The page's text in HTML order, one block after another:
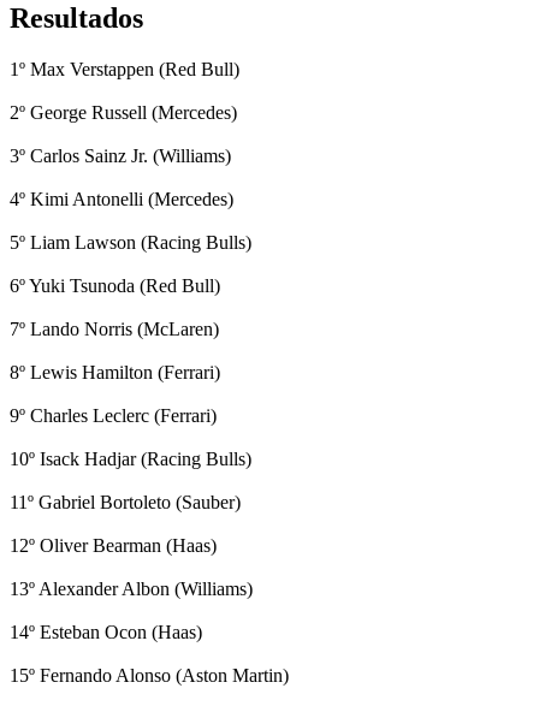
Resultados
1º Max Verstappen (Red Bull)
2º George Russell (Mercedes)
3º Carlos Sainz Jr. (Williams)
4º Kimi Antonelli (Mercedes)
5º Liam Lawson (Racing Bulls)
6º Yuki Tsunoda (Red Bull)
7º Lando Norris (McLaren)
8º Lewis Hamilton (Ferrari)
9º Charles Leclerc (Ferrari)
10º Isack Hadjar (Racing Bulls)
11º Gabriel Bortoleto (Sauber)
12º Oliver Bearman (Haas)
13º Alexander Albon (Williams)
14º Esteban Ocon (Haas)
15º Fernando Alonso (Aston Martin)